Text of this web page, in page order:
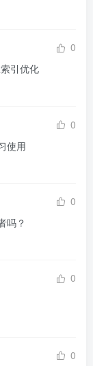
0
引优化
0
使用
0
吗？
0
0